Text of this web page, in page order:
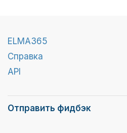
ELMA365
Справка
API
Отправить фидбэк